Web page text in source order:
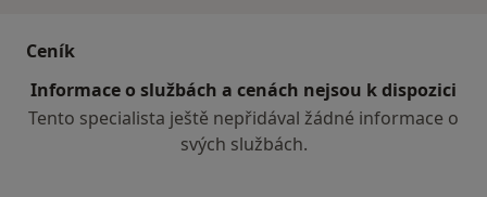
Ceník
Informace o službách a cenách nejsou k dispozici
Tento specialista ještě nepřidával žádné informace o
svých službách.